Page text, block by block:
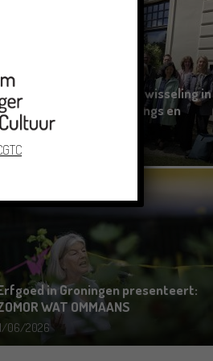
Grensoverschrijdende uitwisseling in
rond het Gronings en
Platduits
06/2026
in Groningen presenteert:
WAT OMMAANS
06/2026